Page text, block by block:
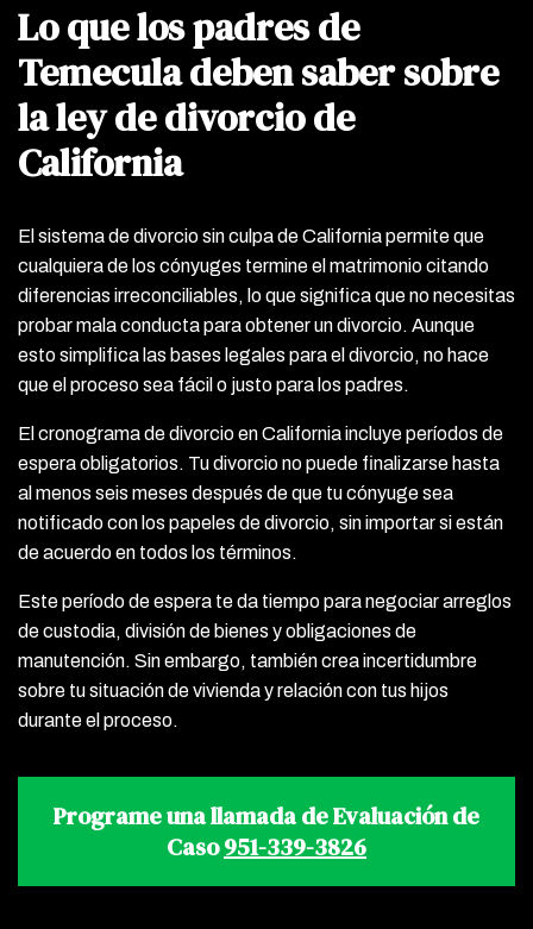
Lo que los padres de
Temecula deben saber sobre
la ley de divorcio de
California
El sistema de divorcio sin culpa de California permite que
cualquiera de los cónyuges termine el matrimonio citando
diferencias irreconciliables, lo que significa que no necesitas
probar mala conducta para obtener un divorcio. Aunque
esto simplifica las bases legales para el divorcio, no hace
que el proceso sea fácil o justo para los padres.
El cronograma de divorcio en California incluye períodos de
espera obligatorios. Tu divorcio no puede finalizarse hasta
al menos seis meses después de que tu cónyuge sea
notificado con los papeles de divorcio, sin importar si están
de acuerdo en todos los términos.
Este período de espera te da tiempo para negociar arreglos
de custodia, división de bienes y obligaciones de
manutención. Sin embargo, también crea incertidumbre
sobre tu situación de vivienda y relación con tus hijos
durante el proceso.
Programe una llamada de Evaluación de
Caso951-339-3826